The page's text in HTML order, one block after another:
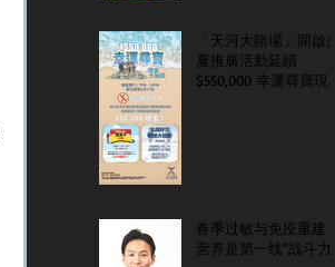
「天河大賭場」開啟盛
夏推廣活動延續
$550,000 幸運尋寶現金
春季过敏与免疫重建：
营养是第一线“战斗力”